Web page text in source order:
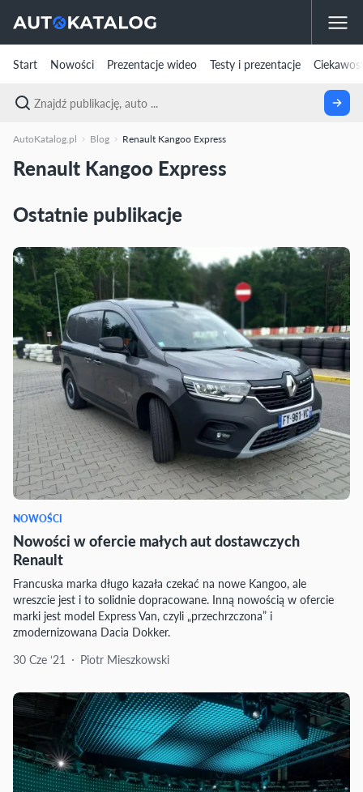
Start Nowości Prezentacje wideo Testy i prezentacje
AutoKatalog.pl Blog Renault Kangoo Express
Renault Kangoo Express
Ostatnie publikacje
NOWOŚCI
Nowości w ofercie małych aut dostawczych
Renault
Francuska marka długo kazała czekać na nowe Kangoo, ale
wreszcie jest i to solidnie dopracowane. Inną nowością w ofercie
marki jest model Express Van, czyli „przechrzczona” i
zmodernizowana Dacia Dokker.
30 Cze ‘21
Piotr Mieszkowski